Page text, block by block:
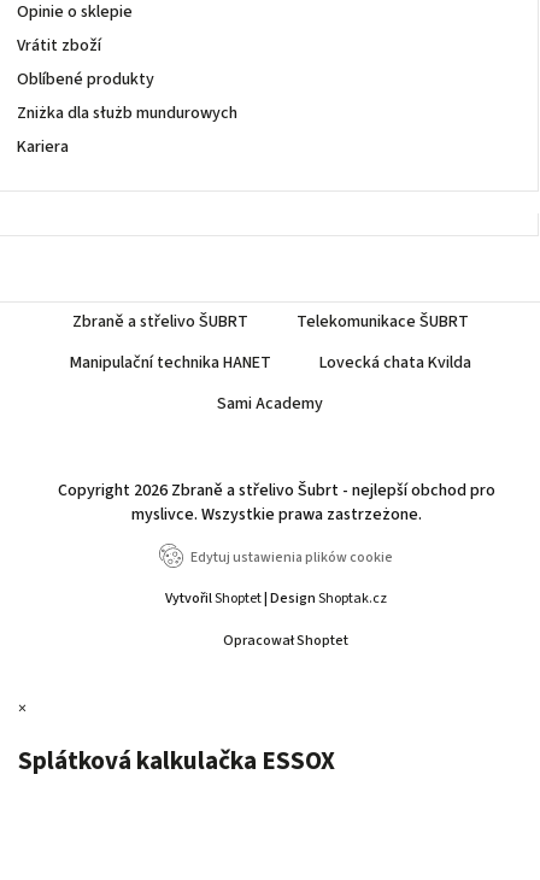
Opinie o sklepie
Vrátit zboží
Oblíbené produkty
Zniżka dla służb mundurowych
Kariera
Zbraně a střelivo ŠUBRT
Telekomunikace ŠUBRT
Manipulační technika HANET
Lovecká chata Kvilda
Sami Academy
Opracował Shoptet
Copyright 2026 Zbraně a střelivo Šubrt - nejlepší obchod pro
myslivce. Wszystkie prawa zastrzeżone.
Edytuj ustawienia plików cookie
VytvořilShoptet | DesignShoptak.cz
×
Splátková kalkulačka ESSOX